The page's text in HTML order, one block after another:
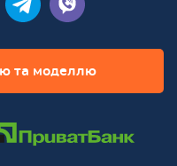
та моделлю